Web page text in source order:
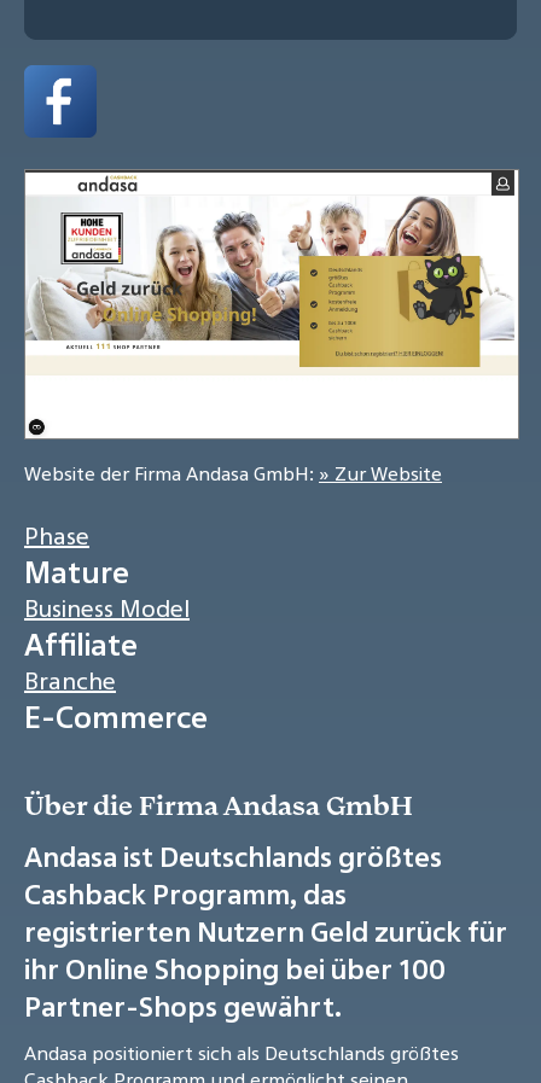
Website der Firma Andasa GmbH: » Zur Website
Phase
Mature
Business Model
Affiliate
Branche
E-Commerce
Über die Firma Andasa GmbH
Andasa ist Deutschlands größtes
Cashback Programm, das
registrierten Nutzern Geld zurück für
ihr Online Shopping bei über 100
Partner-Shops gewährt.
Andasa positioniert sich als Deutschlands größtes